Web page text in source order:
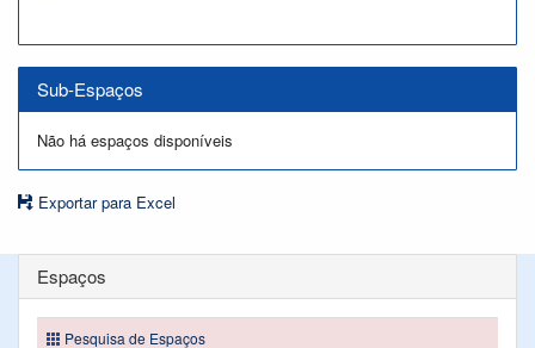
Sub-Espaços
Não há espaços disponíveis
Exportar para Excel
Espaços
Pesquisa de Espaços